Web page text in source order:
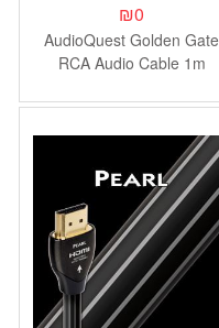
₪0
AudioQuest Golden Gate
RCA Audio Cable 1m